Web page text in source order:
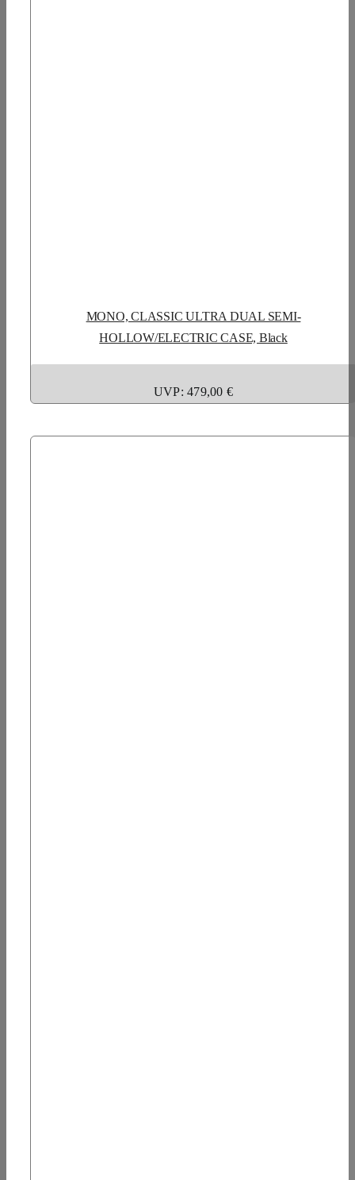
MONO, CLASSIC ULTRA DUAL SEMI-
HOLLOW/ELECTRIC CASE, Black
UVP: 479,00 €